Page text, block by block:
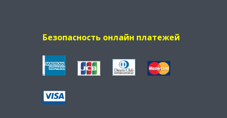
Безопасность онлайн платежей